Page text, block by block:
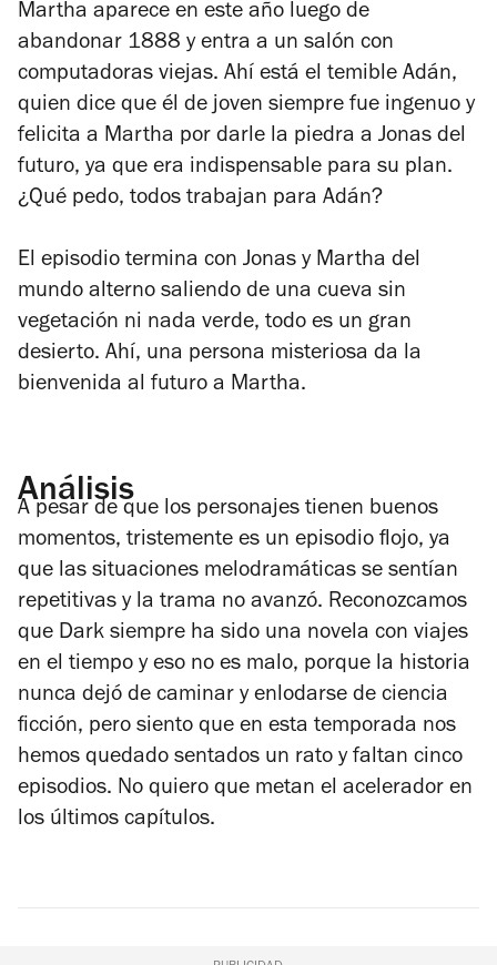
Martha aparece en este año luego de
abandonar 1888 y entra a un salón con
computadoras viejas. Ahí está el temible Adán,
quien dice que él de joven siempre fue ingenuo y
felicita a Martha por darle la piedra a Jonas del
futuro, ya que era indispensable para su plan.
¿Qué pedo, todos trabajan para Adán?
El episodio termina con Jonas y Martha del
mundo alterno saliendo de una cueva sin
vegetación ni nada verde, todo es un gran
desierto. Ahí, una persona misteriosa da la
bienvenida al futuro a Martha.
Análisis
A pesar de que los personajes tienen buenos
momentos, tristemente es un episodio flojo, ya
que las situaciones melodramáticas se sentían
repetitivas y la trama no avanzó. Reconozcamos
que Dark siempre ha sido una novela con viajes
en el tiempo y eso no es malo, porque la historia
nunca dejó de caminar y enlodarse de ciencia
ficción, pero siento que en esta temporada nos
hemos quedado sentados un rato y faltan cinco
episodios. No quiero que metan el acelerador en
los últimos capítulos.